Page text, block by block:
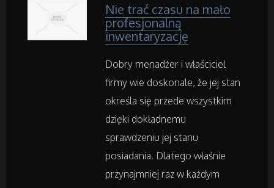
Adwokaci, Porady Prawne
Weterynaryjne, Hodowla Zwierząt
Sprzątanie, Porządkowanie
Serwis
Opieka
Nie trać czasu na mało
profesjonalną
inwentaryzację
Dobry menadżer i właściciel
firmy wie doskonale, że jej stan
określa się przede wszystkim
dzięki dokładnemu
sprawdzeniu jej stanu
posiadania. Dlatego właśnie
przynajmniej raz w każdym